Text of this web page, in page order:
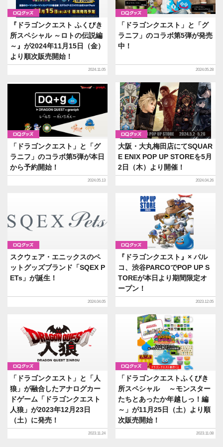
グッズ
『ドラゴンクエスト ふくびき
所スペシャル ～ロトの伝説編
～』が2024年11月15日（金）
より順次販売開始！
2024.11.05
グッズ
「ドラゴンクエスト」と「グ
ラニフ」のコラボ第5弾が発売
中！
2024.05.28
グッズ
「ドラゴンクエスト」と「グ
ラニフ」のコラボ第5弾が本日
から予約開始！
2024.05.13
グッズ
大阪・大丸梅田店にてSQUAR
E ENIX POP UP STOREを5月
2日（木）より開催！
2024.04.26
スクウェア・エニックスのペ
ットグッズブランド「SQEX P
ETs」が誕生！
2024.04.05
グッズ
『ドラゴンクエスト』× パル
コ、渋谷PARCOでPOP UP S
TOREが本日より期間限定オ
ープン！
2023.12.05
「ドラゴンクエスト」と「人
狼」が融合したアナログカー
ドゲーム「ドラゴンクエスト
人狼」が2023年12月23日
（土）に発売！
2023.11.24
グッズ
「ドラゴンクエストふくびき
所スペシャル ～モンスター
たちとあったか年越しっ！編
～」が11月25日（土）より順
次販売開始！
2023.11.08